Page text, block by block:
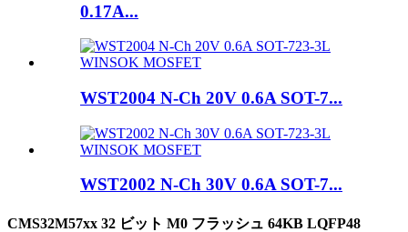
0.17A...
WST2004 N-Ch 20V 0.6A SOT-7...
WST2002 N-Ch 30V 0.6A SOT-7...
CMS32M57xx 32 ビット M0 フラッシュ 64KB LQFP48